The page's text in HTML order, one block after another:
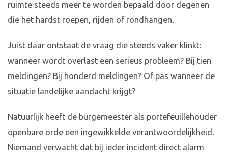
ruimte steeds meer te worden bepaald door degenen
die het hardst roepen, rijden of rondhangen.
Juist daar ontstaat de vraag die steeds vaker klinkt:
wanneer wordt overlast een serieus probleem? Bij tien
meldingen? Bij honderd meldingen? Of pas wanneer de
situatie landelijke aandacht krijgt?
Natuurlijk heeft de burgemeester als portefeuillehouder
openbare orde een ingewikkelde verantwoordelijkheid.
Niemand verwacht dat bij ieder incident direct alarm